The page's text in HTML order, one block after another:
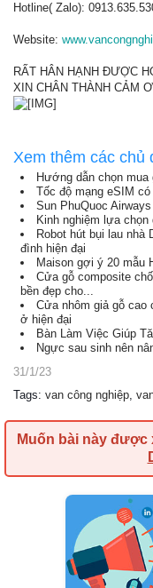
Hotline( Zalo):
Website:
RẤT HÂN HẠNH ĐƯỢC
XIN CHÂN THÀNH CẢM
Xem thêm các chủ
Hướng dẫn chọn mua
Tốc độ mạng eSIM
Sun PhuQuoc
Kinh nghiệm lựa
Robot hút bụi lau nhà
đình hiện đại
Maison gợi ý 20 mẫu
Cửa gỗ composite
bền đẹp cho...
Cửa nhôm giả gỗ cao
ở hiện đại
Bàn Làm Việc Giúp
Ngực sau sinh nên
31/1/23
Tags: van công nghiệp,
Muốn bài này được